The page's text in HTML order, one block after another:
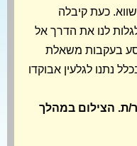
כעת קיבלה
לנו את הדרך אל
בעקבות משאלת
נתנו לגלעין אבוקדו
בליווי מבוגר/ת. הצילום במהלך